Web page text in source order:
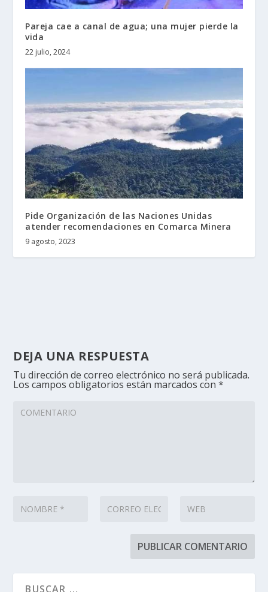
Pareja cae a canal de agua; una mujer pierde la
vida
22 julio, 2024
Pide Organización de las Naciones Unidas
atender recomendaciones en Comarca Minera
9 agosto, 2023
DEJA UNA RESPUESTA
Tu dirección de correo electrónico no será publicada.
Los campos obligatorios están marcados con*